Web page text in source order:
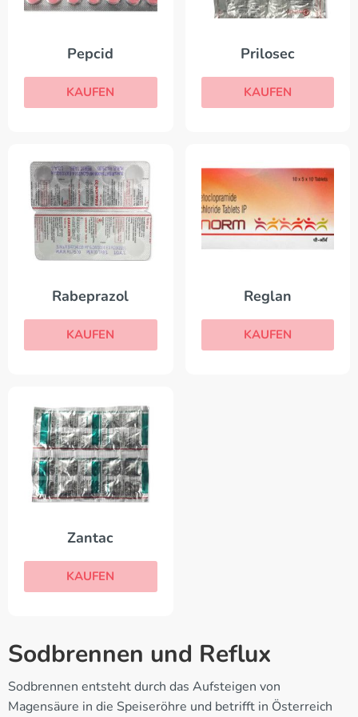
Pepcid
KAUFEN
Prilosec
KAUFEN
Rabeprazol
KAUFEN
Reglan
KAUFEN
Zantac
KAUFEN
Sodbrennen und Reflux
Sodbrennen entsteht durch das Aufsteigen von
Magensäure in die Speiseröhre und betrifft in Österreich